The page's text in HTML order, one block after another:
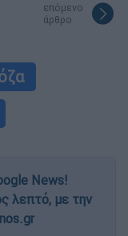
επόμενο
άρθρο
News!
λεπτό, με την